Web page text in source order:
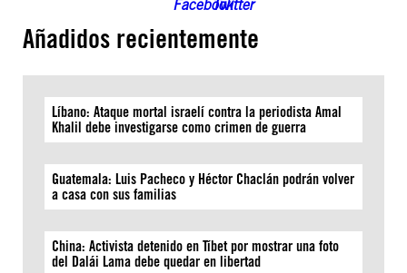
Añadidos recientemente
Líbano: Ataque mortal israelí contra la periodista Amal
Khalil debe investigarse como crimen de guerra
Guatemala: Luis Pacheco y Héctor Chaclán podrán volver
a casa con sus familias
China: Activista detenido en Tíbet por mostrar una foto
del Dalái Lama debe quedar en libertad